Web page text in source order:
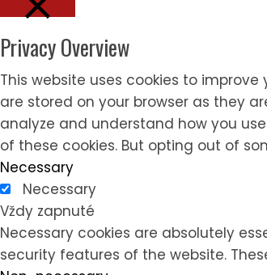
Close
Privacy Overview
This website uses cookies to
are stored on your browser as they
analyze and understand how you
of these cookies. But opting out of
Necessary
Necessary
Vždy zapnuté
Necessary cookies are absolutely
security features of the website.